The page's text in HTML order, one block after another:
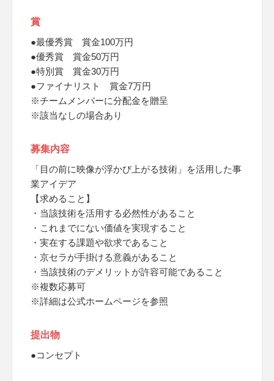
賞
●最優秀賞 賞金100万円
●優秀賞 賞金50万円
●特別賞 賞金30万円
●ファイナリスト 賞金7万円
※チームメンバーに分配金を贈呈
※該当なしの場合あり
募集内容
「目の前に映像が浮かび上がる技術」を活用した事
業アイデア
【求めること】
・当該技術を活用する必然性があること
・これまでにない価値を実現すること
・実在する課題や欲求であること
・京セラが手掛ける意義があること
・当該技術のデメリットが許容可能であること
※複数応募可
※詳細は公式ホームページを参照
提出物
●コンセプト